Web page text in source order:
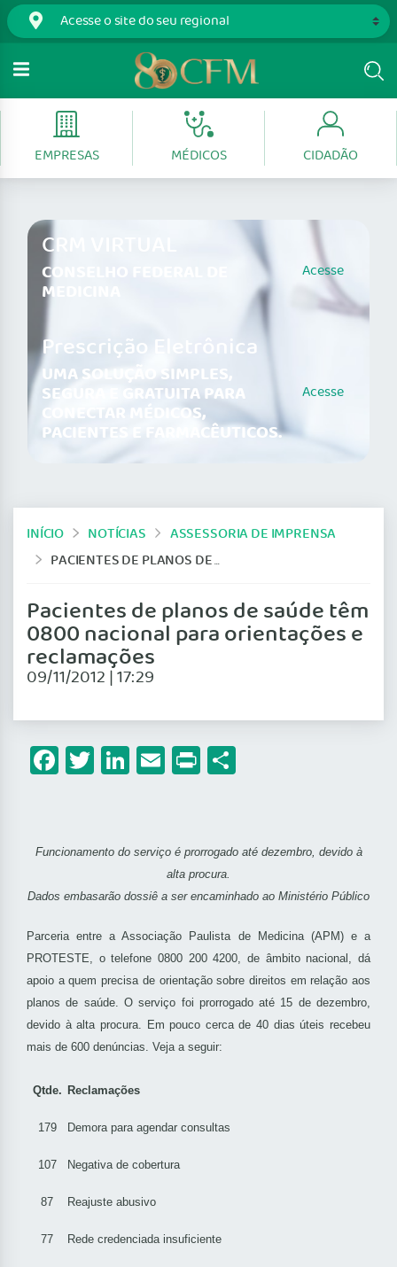
EMPRESAS MÉDICOS CIDADÃO
CRM VIRTUAL
CONSELHO FEDERAL DE
MEDICINA
Acesse
Prescrição Eletrônica
UMA SOLUÇÃO SIMPLES,
SEGURA E GRATUITA PARA
CONECTAR MÉDICOS,
PACIENTES E FARMACÊUTICOS.
Acesse
INÍCIO NOTÍCIAS
ASSESSORIA DE IMPRENSA
PACIENTES DE PLANOS DE SAÚDE TÊM 0800 NACIONAL PARA ORIENTAÇÕES E RECLAMAÇÕES
Pacientes de planos de saúde têm
0800 nacional para orientações e
reclamações
09/11/2012 | 17:29
Facebook
Twitter
LinkedIn
Email
Print
Funcionamento do serviço é prorrogado até dezembro, devido à
alta procura.
Dados embasarão dossiê a ser encaminhado ao Ministério Público
Parceria entre a Associação Paulista de Medicina (APM) e a
PROTESTE, o telefone 0800 200 4200, de âmbito nacional, dá
apoio a quem precisa de orientação sobre direitos em relação aos
planos de saúde. O serviço foi prorrogado até 15 de dezembro,
devido à alta procura. Em pouco cerca de 40 dias úteis recebeu
mais de 600 denúncias. Veja a seguir:
Qtde. Reclamações
179 Demora para agendar consultas
107 Negativa de cobertura
87 Reajuste abusivo
77 Rede credenciada insuficiente